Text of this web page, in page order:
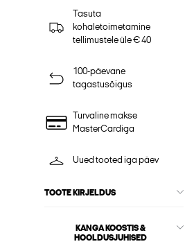
Tasuta
kohaletoimetamine
tellimustele üle € 40
100-päevane
tagastusõigus
Turvaline makse
MasterCardiga
Uued tooted iga päev
TOOTE KIRJELDUS
KANGA KOOSTIS &
HOOLDUSJUHISED